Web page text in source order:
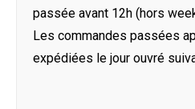
passée avant 12h (hors
Les commandes passées
expédiées le jour ouvré